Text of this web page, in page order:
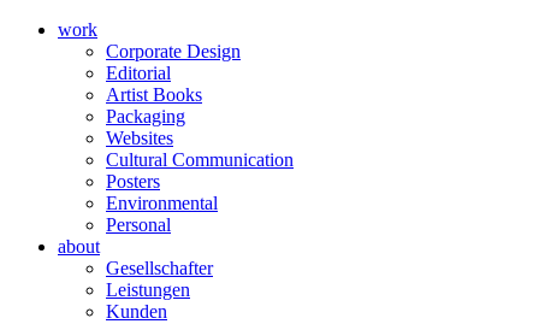
work
Corporate Design
Editorial
Artist Books
Packaging
Websites
Cultural Communication
Posters
Environmental
Personal
about
Gesellschafter
Leistungen
Kunden